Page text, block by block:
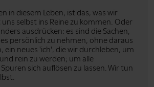
in diesem Leben, ist das, was wir
selbst ins Reine zu kommen. Oder
ausdrücken: es sind die Sachen,
persönlich zu nehmen, ohne daraus
ein neues 'ich', die wir durchleben, um
rein zu werden; um alle
sich auflösen zu lassen. Wir tun